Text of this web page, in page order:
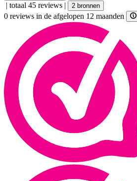
| totaal 45 reviews | 2 bronnen
0 reviews in de afgelopen 12 maanden